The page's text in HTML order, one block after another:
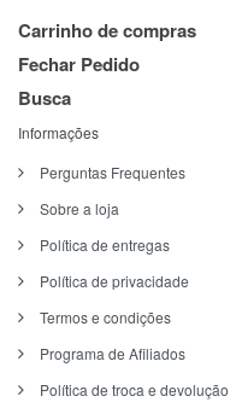
Carrinho de compras
Fechar Pedido
Busca
Informações
Perguntas Frequentes
Sobre a loja
Política de entregas
Política de privacidade
Termos e condições
Programa de Afiliados
Política de troca e devolução